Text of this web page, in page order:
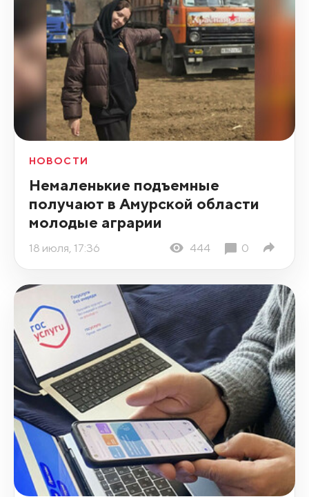
НОВОСТИ
Немаленькие подъемные
получают в Амурской области
молодые аграрии
18 июля, 17:36 444 0